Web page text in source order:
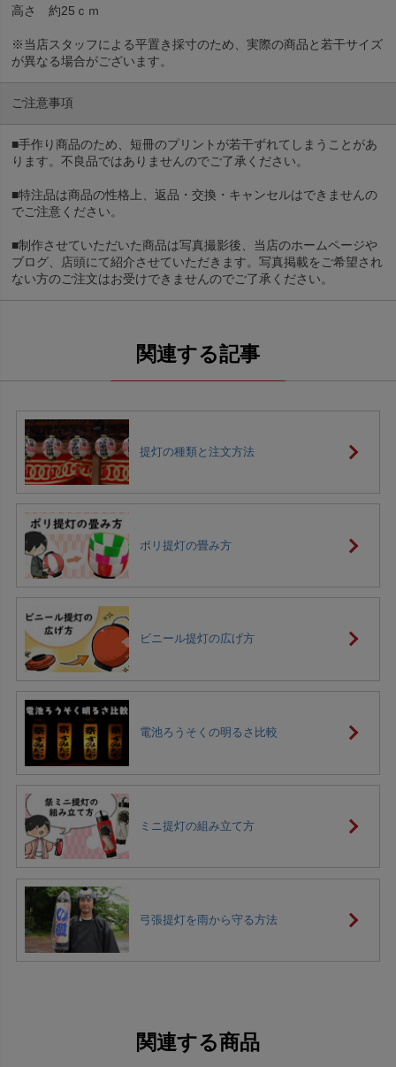
高さ 約25ｃｍ
※当店スタッフによる平置き採寸のため、実際の商品と若干サイズ
が異なる場合がございます。
ご注意事項
■手作り商品のため、短冊のプリントが若干ずれてしまうことがあ
ります。不良品ではありませんのでご了承ください。
■特注品は商品の性格上、返品・交換・キャンセルはできませんの
でご注意ください。
■制作させていただいた商品は写真撮影後、当店のホームページや
ブログ、店頭にて紹介させていただきます。写真掲載をご希望され
ない方のご注文はお受けできませんのでご了承ください。
提灯の種類と注文方法
ポリ提灯の畳み方
ビニール提灯の広げ方
電池ろうそくの明るさ比較
ミニ提灯の組み立て方
弓張提灯を雨から守る方法
関連する商品